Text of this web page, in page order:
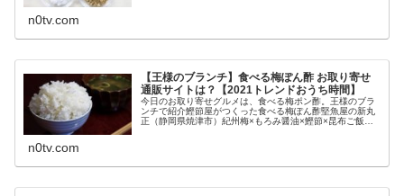
n0tv.com
【王様のブランチ】食べる梅ぽん酢 お取り寄せ
通販サイトは？【2021トレンドおうち時間】
今日のお取り寄せグルメは、食べる梅ポン酢。王様のブラ
ンチで紹介鰹節屋がつくった食べる梅ぽん酢堅魚屋の新丸
正（静岡県焼津市）紀州梅×もろみ醤油×鰹節×昆布ご飯の
n0tv.com